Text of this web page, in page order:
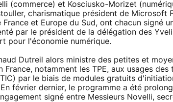
(commerce) et Kosciusko-Morizet
charismatique président de Microsoft
et Europe du Sud, ont chacun signé
par le président de la délégation des
pour l'économie numérique.
Dutreil alors ministre des petites et
France, notamment les TPE, aux usages des
par le biais de modules gratuits
février dernier, le programme a été
signé entre Messieurs Novelli,